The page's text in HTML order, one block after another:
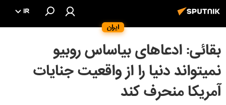
ایران
IR
بقائی: ادعاهای بیاساس روبیو
نمیتواند دنیا را از واقعیت جنایات
آمریکا منحرف کند